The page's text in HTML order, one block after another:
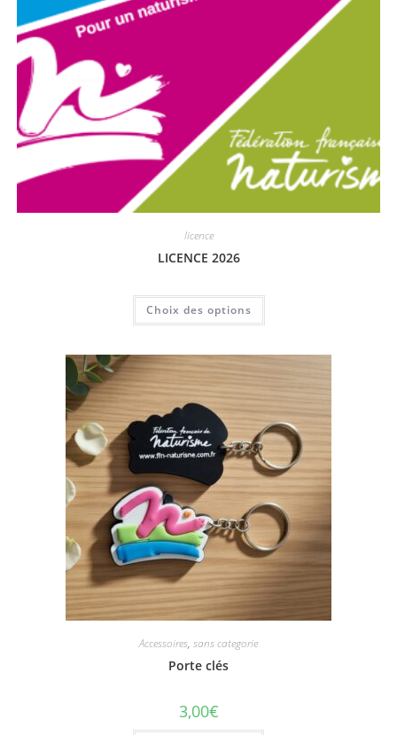
licence
LICENCE 2026
Choix des options
Accessoires, sans categorie
Porte clés
3,00€